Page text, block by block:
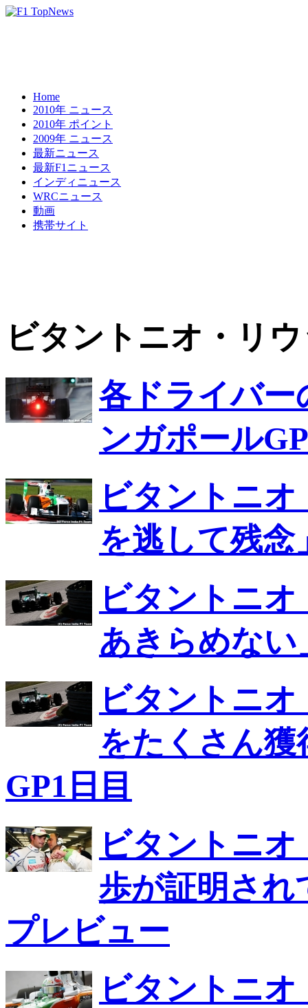
Home
2010年 ニュース
2010年 ポイント
2009年 ニュース
最新ニュース
最新F1ニュース
インディニュース
WRCニュース
動画
携帯サイト
ビタントニオ・リ
各ドライバー
ンガポール
ビタントニ
を逃して残念
ビタントニ
あきらめない
ビタントニ
をたくさん
GP1日目
ビタントニ
歩が証明され
プレビュー
ビタントニ